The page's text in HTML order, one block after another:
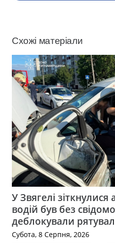
Схожі матеріали
У Звягелі
водій був без
деблокували
Субота, 8 Серпня, 2026